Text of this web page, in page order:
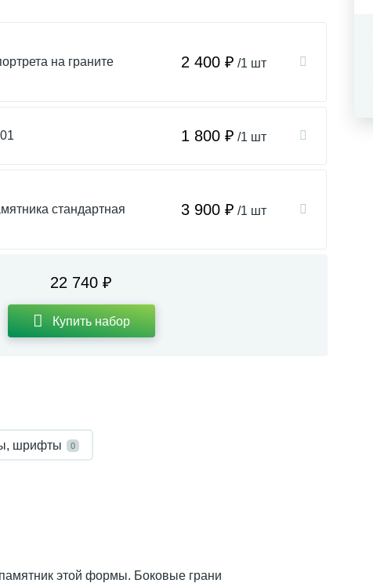
на граните 2 400 ₽ /1 шт
1 800 ₽ /1 шт
стандартная 3 900 ₽ /1 шт
22 740 ₽
Купить набор
шрифты 0
этой формы. Боковые грани